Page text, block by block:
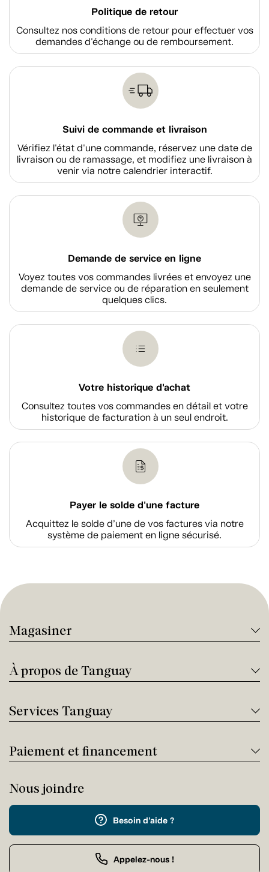
Politique de retour
Consultez nos conditions de retour pour effectuer vos
demandes d'échange ou de remboursement.
Suivi de commande et livraison
Vérifiez l'état d'une commande, réservez une date de
livraison ou de ramassage, et modifiez une livraison à
venir via notre calendrier interactif.
Demande de service en ligne
Voyez toutes vos commandes livrées et envoyez une
demande de service ou de réparation en seulement
quelques clics.
Votre historique d'achat
Consultez toutes vos commandes en détail et votre
historique de facturation à un seul endroit.
Payer le solde d'une facture
Acquittez le solde d’une de vos factures via notre
système de paiement en ligne sécurisé.
Magasiner
À propos de Tanguay
Services Tanguay
Paiement et financement
Nous joindre
Besoin d'aide ?
Appelez-nous !